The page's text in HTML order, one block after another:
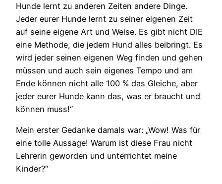
Hunde lernt zu anderen Zeiten andere Dinge.
Jeder eurer Hunde lernt zu seiner eigenen Zeit
auf seine eigene Art und Weise. Es gibt nicht DIE
eine Methode, die jedem Hund alles beibringt. Es
wird jeder seinen eigenen Weg finden und gehen
müssen und auch sein eigenes Tempo und am
Ende können nicht alle 100 % das Gleiche, aber
jeder eurer Hunde kann das, was er braucht und
können muss!“
Mein erster Gedanke damals war: „Wow! Was für
eine tolle Aussage! Warum ist diese Frau nicht
Lehrerin geworden und unterrichtet meine
Kinder?“